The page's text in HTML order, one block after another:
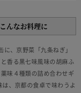
こんなお料理に
に、京野菜「九条ねぎ」
香る黒七味風味の胡麻ふ
味４種類の詰め合わせギ
、京都の食卓で味わうよ